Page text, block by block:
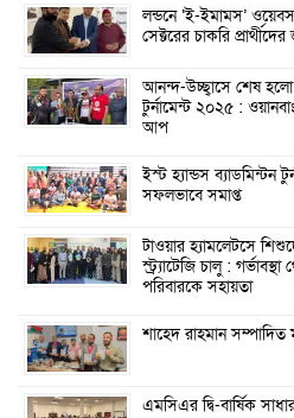
লন্ডনে ‘ই-ইমামস’
সেক্টরের চাকরি
আনন্দ-উচ্ছ্বাসে শেষ হলো
টুর্নামেন্ট ২০২৫ :
আপ
ইস্ট হ্যান্ডস ব্যাডমিন্টন
সফলভাবে সমাপ্ত
টাওয়ার হ্যামলেটসে
স্ট্র্যাটেজি চালু :
পরিবারকে সহায়তা
শাহেদ রাহমান
এমসিএর দ্বি-বার্ষিক